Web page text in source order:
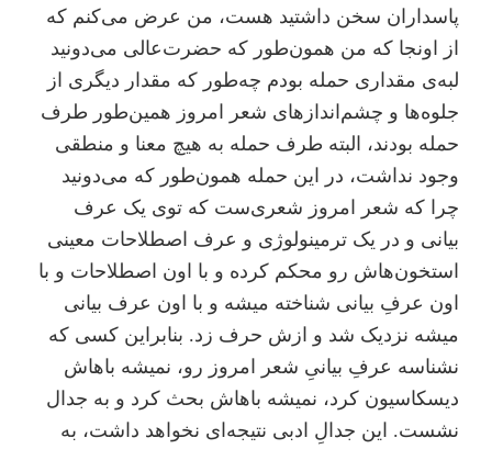
پاسداران سخن داشتید هست، من عرض می‌کنم که
از اونجا که من همون‌طور که حضرت‌عالی می‌دونید
لبه‌ی مقداری حمله بودم چه‌طور که مقدار دیگری از
جلوه‌ها و چشم‌اندازهای شعر امروز همین‌طور طرف
حمله بودند، البته طرف حمله به هیچ معنا و منطقی
وجود نداشت، در این حمله همون‌طور که می‌دونید
چرا که شعر امروز شعری‌ست که توی یک عرف
بیانی و در یک ترمینولوژی و عرف اصطلاحات معینی
استخون‌هاش رو محکم کرده و با اون اصطلاحات و با
اون عرفِ بیانی شناخته میشه و با اون عرف بیانی
میشه نزدیک شد و ازش حرف زد. بنابراین کسی که
نشناسه عرفِ بیانیِ شعر امروز رو، نمیشه باهاش
دیسکاسیون کرد، نمیشه باهاش بحث کرد و به جدال
نشست. این جدالِ ادبی نتیجه‌ای نخواهد داشت، به